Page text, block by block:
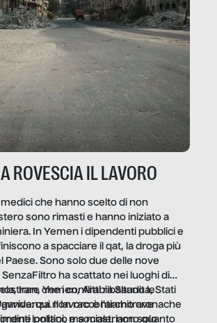
ROVESCIA IL LAVORO
medici che hanno scelto di non
sono rimasti e hanno iniziato a
In Yemen i dipendenti pubblici e
a spacciare il qat, la droga più
Paese. Sono solo due delle nove
ha scattato nei luoghi di
che i conflitti ribaltano le
Il lavoro è l’architrave
politico e sociale, non solo
Iran, Yemen, Arabia Saudita, Stati
qui non raccontiamo cronache
lontani, ma mostriamo quanto